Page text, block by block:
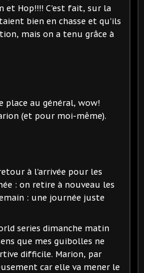
et Hop!!!! C'est fait, sur la
bien en chasse et qu'ils
mais on a tenu grâce à
place au général, wow!
(et pour moi-même).
à l'arrivée pour les
: on retire à nouveau les
: une journée juste
series dimanche matin
que mes guibolles ne
difficile. Marion, par
car elle va mener le